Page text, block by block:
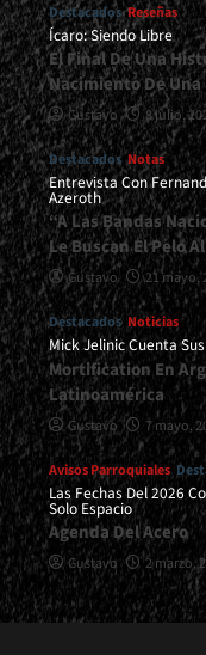
Destacados Reseñas
Ícaro: Siendo Libre
El Final De Una
Nacimiento De
Gustavo 8 julio,
Destacados Notas
Entrevista Con
Azeroth
“A Las Bandas
Le Buscan El Pelo
Gustavo 21 mayo,
Destacados Noticias
Mick Jelinic Cuenta
Mortification En
Latinoamérica
Gustavo 7 mayo,
Avisos Parroquiales
Las Fechas Del 2026
Solo Espacio
Agenda Del Acero
Gustavo 2 marzo,